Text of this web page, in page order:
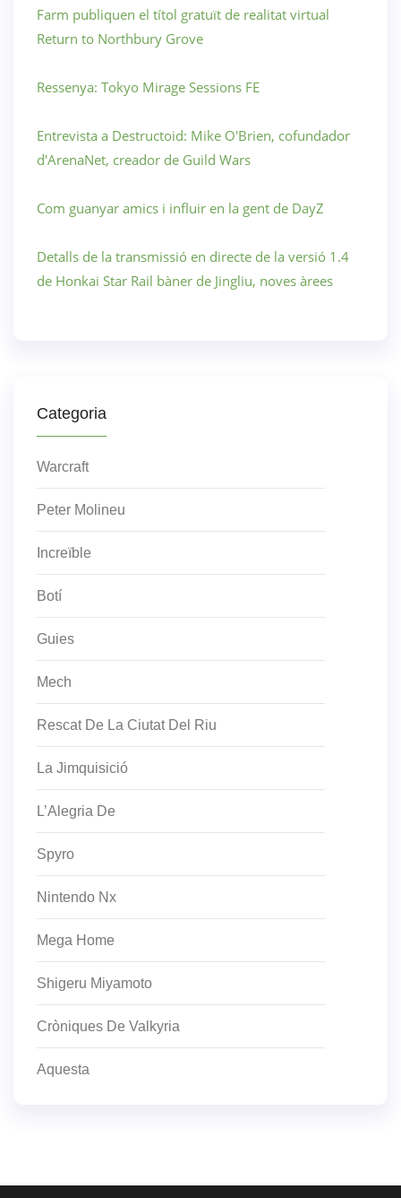
Farm publiquen el títol gratuït de realitat virtual
Return to Northbury Grove
Ressenya: Tokyo Mirage Sessions FE
Entrevista a Destructoid: Mike O'Brien, cofundador
d'ArenaNet, creador de Guild Wars
Com guanyar amics i influir en la gent de DayZ
Detalls de la transmissió en directe de la versió 1.4
de Honkai Star Rail bàner de Jingliu, noves àrees
Categoria
Warcraft
Peter Molineu
Increïble
Botí
Guies
Mech
Rescat De La Ciutat Del Riu
La Jimquisició
L’Alegria De
Spyro
Nintendo Nx
Mega Home
Shigeru Miyamoto
Cròniques De Valkyria
Aquesta